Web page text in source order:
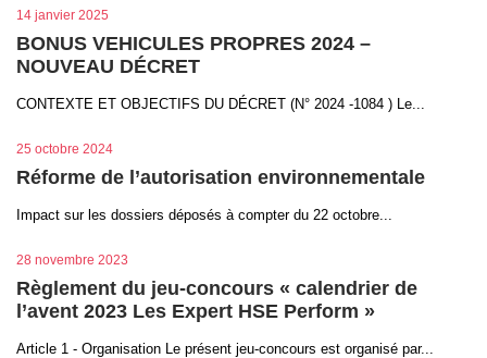
14 janvier 2025
BONUS VEHICULES PROPRES 2024 –
NOUVEAU DÉCRET
CONTEXTE ET OBJECTIFS DU DÉCRET (N° 2024 -1084 ) Le...
25 octobre 2024
Réforme de l’autorisation environnementale
Impact sur les dossiers déposés à compter du 22 octobre...
28 novembre 2023
Règlement du jeu-concours « calendrier de
l’avent 2023 Les Expert HSE Perform »
Article 1 - Organisation Le présent jeu-concours est organisé par...